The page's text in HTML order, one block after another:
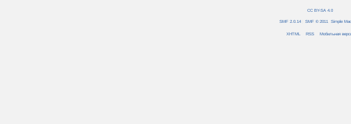
CC BY-SA 4.0
SMF 2.0.14 SMF © 2011 Simple
XHTML RSS Мобильная